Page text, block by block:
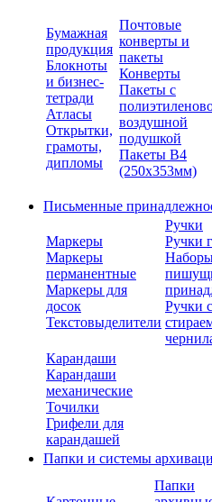
Бумажная
продукция
Блокноты
и бизнес-
тетради
Атласы
Открытки,
грамоты,
дипломы
Почтовые
конверты и
пакеты
Конверты
Пакеты с
воздушной
подушкой
Пакеты В4
(250х353мм)
Письменные
Маркеры
Маркеры
перманентные
Маркеры для
досок
Текстовыделители
Ручки
Ручки
Ручки
Карандаши
Карандаши
механические
Точилки
Грифели для
карандашей
Папки и системы
Папки